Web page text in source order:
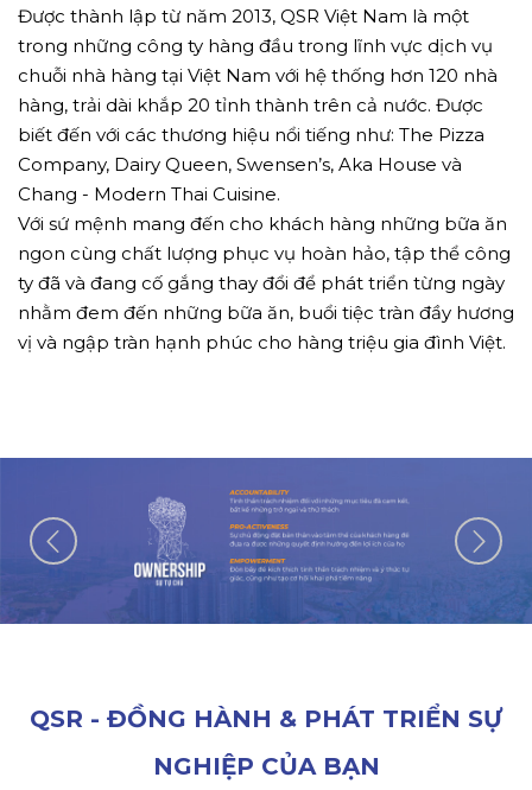
Được thành lập từ năm 2013, QSR Việt Nam là một
trong những công ty hàng đầu trong lĩnh vực dịch vụ
chuỗi nhà hàng tại Việt Nam với hệ thống hơn 120 nhà
hàng, trải dài khắp 20 tỉnh thành trên cả nước. Được
biết đến với các thương hiệu nổi tiếng như: The Pizza
Company, Dairy Queen, Swensen’s, Aka House và
Chang - Modern Thai Cuisine.
Với sứ mệnh mang đến cho khách hàng những bữa ăn
ngon cùng chất lượng phục vụ hoàn hảo, tập thể công
ty đã và đang cố gắng thay đổi để phát triển từng ngày
nhằm đem đến những bữa ăn, buổi tiệc tràn đầy hương
vị và ngập tràn hạnh phúc cho hàng triệu gia đình Việt.
QSR - ĐỒNG HÀNH & PHÁT TRIỂN SỰ
NGHIỆP CỦA BẠN